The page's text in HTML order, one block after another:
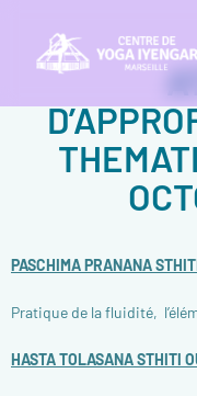
PASCHIMA PRANANA
Pratique de la fluidité,
HASTA TOLASANA STHITI